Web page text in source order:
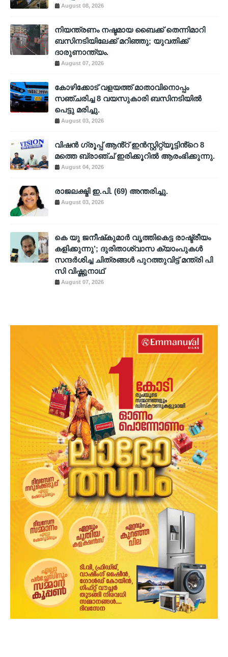
August 08, 2026
നിയന്ത്രണം നഷ്ടമായ ബൈക്ക് തെന്നിമാറി
ബസിനടിയിലേക്ക് മറിഞ്ഞു; യുവതിക്ക്
ദാരുണാന്ത്യം.
August 07, 2026
കോഴിക്കോട് വളയത്ത് മാതാവിനൊപ്പം
സഞ്ചരിച്ച 8 വയസുകാരി ബസിനടിയിൽ
പെട്ടു മരിച്ചു.
August 03, 2026
വിഷൻ ഗ്രൂപ്പ് ആൻ്റ് ഇൻസ്റ്റിറ്റ്യൂട്ടിൻ്റെ 8
മത്തെ ബ്രാഞ്ച് ഇരിക്കൂറിൽ ആരംഭിക്കുന്നു.
August 04, 2026
രാജലക്ഷ്മി ഇ.പി. (69) അന്തരിച്ചു.
August 03, 2026
കെ യു ജനീഷ്‌കുമാര്‍ വൃത്തികെട്ട രാഷ്ട്രീയം
കളിക്കുന്നു’; ദുരിതാശ്വാസ ക്യാംപുകള്‍
സന്ദര്‍ശിച്ച ചിത്രങ്ങള്‍ പുറത്തുവിട്ട് മന്ത്രി പി
സി വിഷ്ണുനാഥ്
August 07, 2026